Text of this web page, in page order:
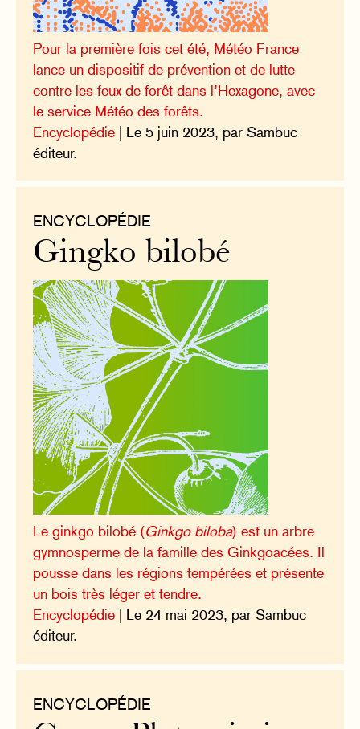
Pour la première fois cet été, Météo France
lance un dispositif de prévention et de lutte
contre les feux de forêt dans l’Hexagone, avec
le service Météo des forêts.
Encyclopédie | Le 5 juin 2023, par Sambuc
éditeur.
ENCYCLOPÉDIE
Gingko bilobé
Le ginkgo bilobé (Ginkgo biloba) est un arbre
gymnosperme de la famille des Ginkgoacées. Il
pousse dans les régions tempérées et présente
un bois très léger et tendre.
Encyclopédie | Le 24 mai 2023, par Sambuc
éditeur.
ENCYCLOPÉDIE